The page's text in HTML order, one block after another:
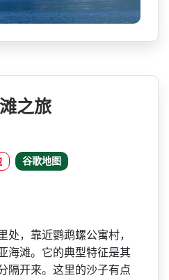
之旅
谷歌地图
处，­靠近鹦鹉螺公寓村，
海滩。它­的典型特征是其
隔开来。这里­的沙子有点